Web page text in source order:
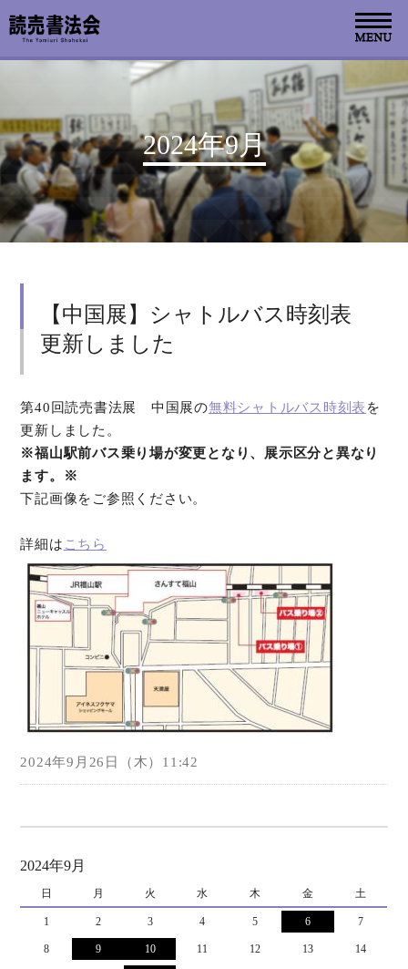
2024年9月
【中国展】シャトルバス時刻表
更新しました
第40回読売書法展 中国展の無料シャトルバス時刻表 を
更新しました。
※福山駅前バス乗り場が変更となり、展示区分と異なり
ます。※
下記画像をご参照ください。
詳細は こちら
2024年9月26日（木）11:42
2024年9月
日 月 火 水 木 金 土
1 2 3 4 5 6 7
8 9 10 11 12 13 14
お知らせ
読売書法会について
読売書法展
関連書道展
書道教室検索
デジタルアーカイブ
オンラインショップ
お問い合わせ